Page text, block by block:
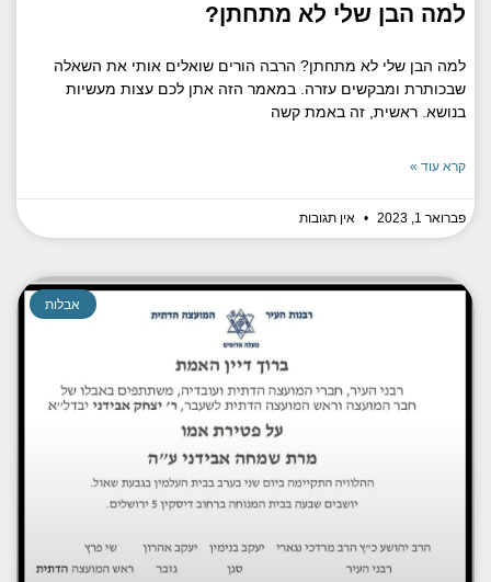
למה הבן שלי לא מתחתן?
למה הבן שלי לא מתחתן? הרבה הורים שואלים אותי את השאלה
שבכותרת ומבקשים עזרה. במאמר הזה אתן לכם עצות מעשיות
בנושא. ראשית, זה באמת קשה
קרא עוד »
פברואר 1, 2023 אין תגובות
אבלות